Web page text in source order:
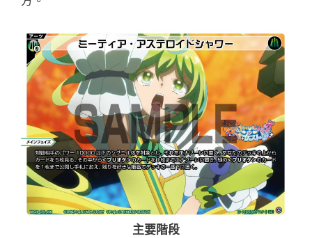
主要階段